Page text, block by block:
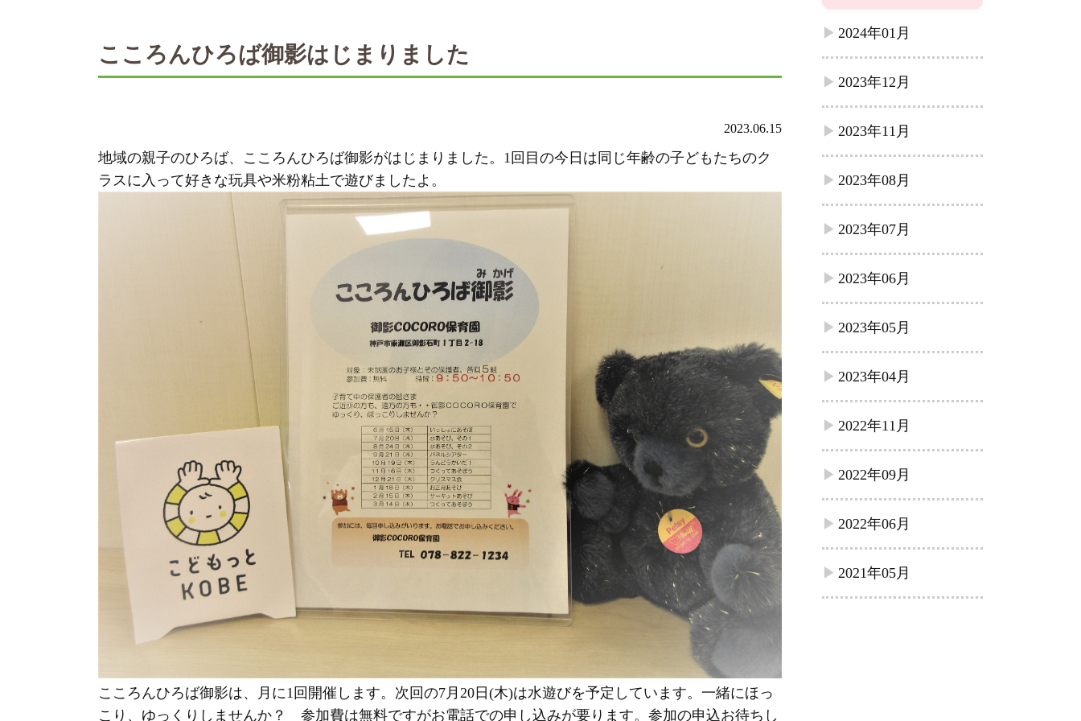
こころんひろば御影はじまりました
2023.06.15
地域の親子のひろば、こころんひろば御影がはじまりました。1回目の今日は同じ年齢の子どもたちのク
ラスに入って好きな玩具や米粉粘土で遊びましたよ。
こころんひろば御影は、月に1回開催します。次回の7月20日(木)は水遊びを予定しています。一緒にほっ
こり、ゆっくりしませんか？ 参加費は無料ですがお電話での申し込みが要ります。参加の申込お待ちし
2024年01月
2023年12月
2023年11月
2023年08月
2023年07月
2023年06月
2023年05月
2023年04月
2022年11月
2022年09月
2022年06月
2021年05月